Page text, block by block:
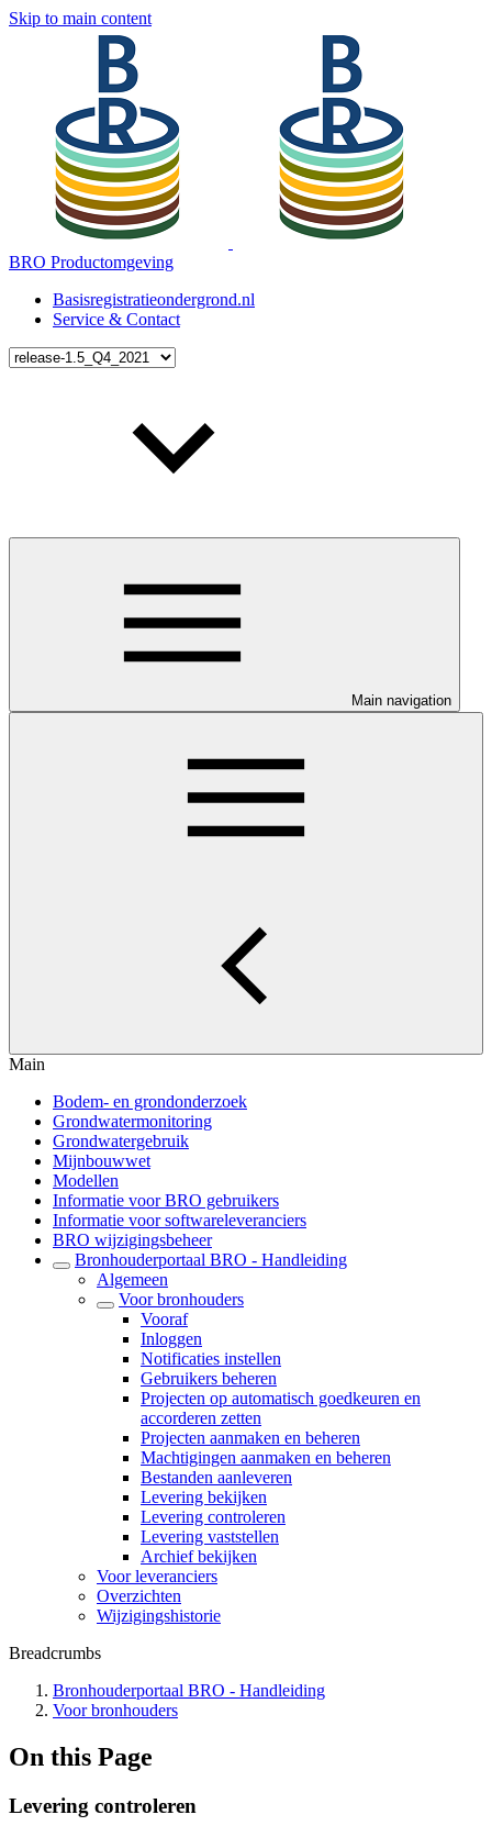
Skip to main content
BRO Productomgeving
Basisregistratieondergrond.nl
Service & Contact
Main navigation
Main
Bodem- en grondonderzoek
Grondwatermonitoring
Grondwatergebruik
Mijnbouwwet
Modellen
Informatie voor BRO gebruikers
Informatie voor softwareleveranciers
BRO wijzigingsbeheer
Bronhouderportaal BRO - Handleiding
Algemeen
Voor bronhouders
Vooraf
Inloggen
Notificaties instellen
Gebruikers beheren
Projecten op automatisch goedkeuren en
accorderen zetten
Projecten aanmaken en beheren
Machtigingen aanmaken en beheren
Bestanden aanleveren
Levering bekijken
Levering controleren
Levering vaststellen
Archief bekijken
Voor leveranciers
Overzichten
Wijzigingshistorie
Breadcrumbs
Bronhouderportaal BRO - Handleiding
Voor bronhouders
On this Page
Levering controleren